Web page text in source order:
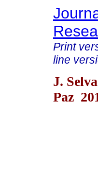
Print
line
J.
Paz